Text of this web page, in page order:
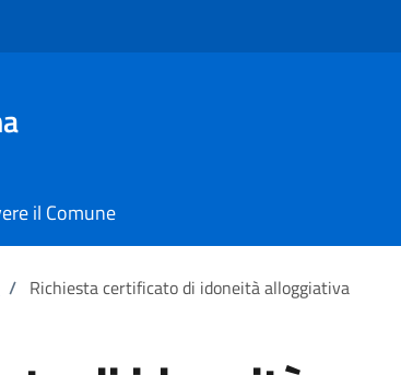
il Comune
/ Richiesta certificato di idoneità alloggiativa